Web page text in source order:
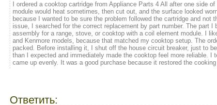
I ordered a cooktop cartridge from Appliance Parts 4 All after one side
module would heat sometimes, then cut out, and the surface looked
because I wanted to be sure the problem followed the cartridge and
issue, I searched for the correct replacement by part number. The part I
assembly for a range, stove, or cooktop with a coil element module. I
and Kenmore models, because that matched my cooktop setup. The
packed. Before installing it, I shut off the house circuit breaker, just to
than I expected and immediately made the cooktop feel more reliable.
came up evenly. It was a good purchase because it restored the
Ответить: